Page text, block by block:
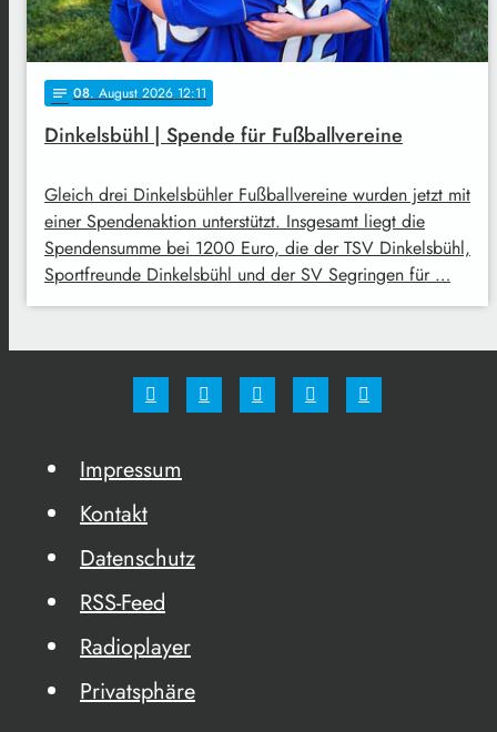
notes 08. August 2026 12:11
Dinkelsbühl | Spende für Fußballvereine
Gleich drei Dinkelsbühler Fußballvereine wurden jetzt mit
einer Spendenaktion unterstützt. Insgesamt liegt die
Spendensumme bei 1200 Euro, die der TSV Dinkelsbühl,
Sportfreunde Dinkelsbühl und der SV Segringen für …
Impressum
Kontakt
Datenschutz
RSS-Feed
Radioplayer
Privatsphäre